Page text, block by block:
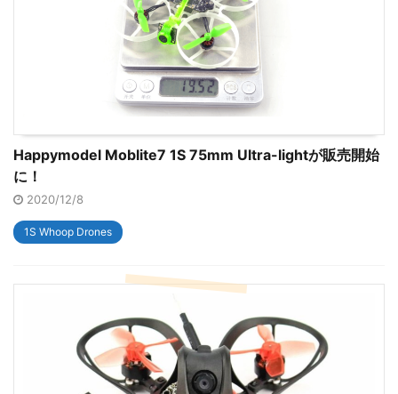
Happymodel Moblite7 1S 75mm Ultra-lightが販売開始
に！
2020/12/8
1S Whoop Drones